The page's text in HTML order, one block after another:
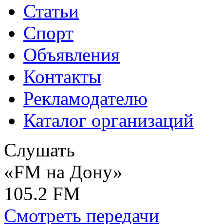
Статьи
Спорт
Объявления
Контакты
Рекламодателю
Каталог организаций
Слушать
«FM на Дону»
105.2 FM
Смотреть передачи